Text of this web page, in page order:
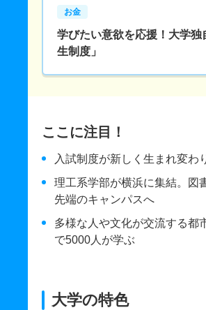
お金
学びたい意欲を応援！大学独
生制度」
ここに注目！
入試制度が新しく生まれ変わ
理工系学部が横浜に集結。図
先端のキャンパスへ
多様な人や文化が交流する都
で5000人が学ぶ
大学の特色